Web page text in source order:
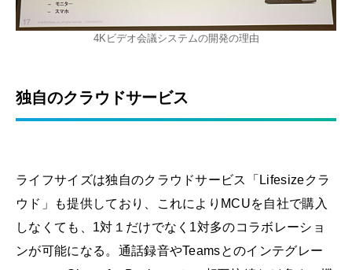
4Kビデオ会議システムの開発の理由
独自のクラウドサービス
ライフサイズは独自のクラウドサービス「Lifesizeクラ
ウド」も提供しており、これによりMCUを自社で購入
しなくても、1対１だけでなく1対多のコラボレーショ
ンが可能になる。通話録音やTeamsとのインテグレー